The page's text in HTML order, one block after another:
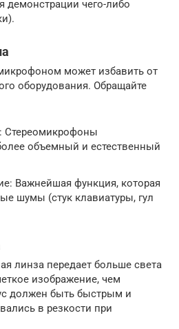
демонстрации чего-либо
может избавить от
оборудования. Обращайте
Стереомикрофоны
объемный и естественный
Важнейшая функция, которая
шумы (стук клавиатуры, гул
линза передает больше света
изображение, чем
должен быть быстрым и
в резкости при